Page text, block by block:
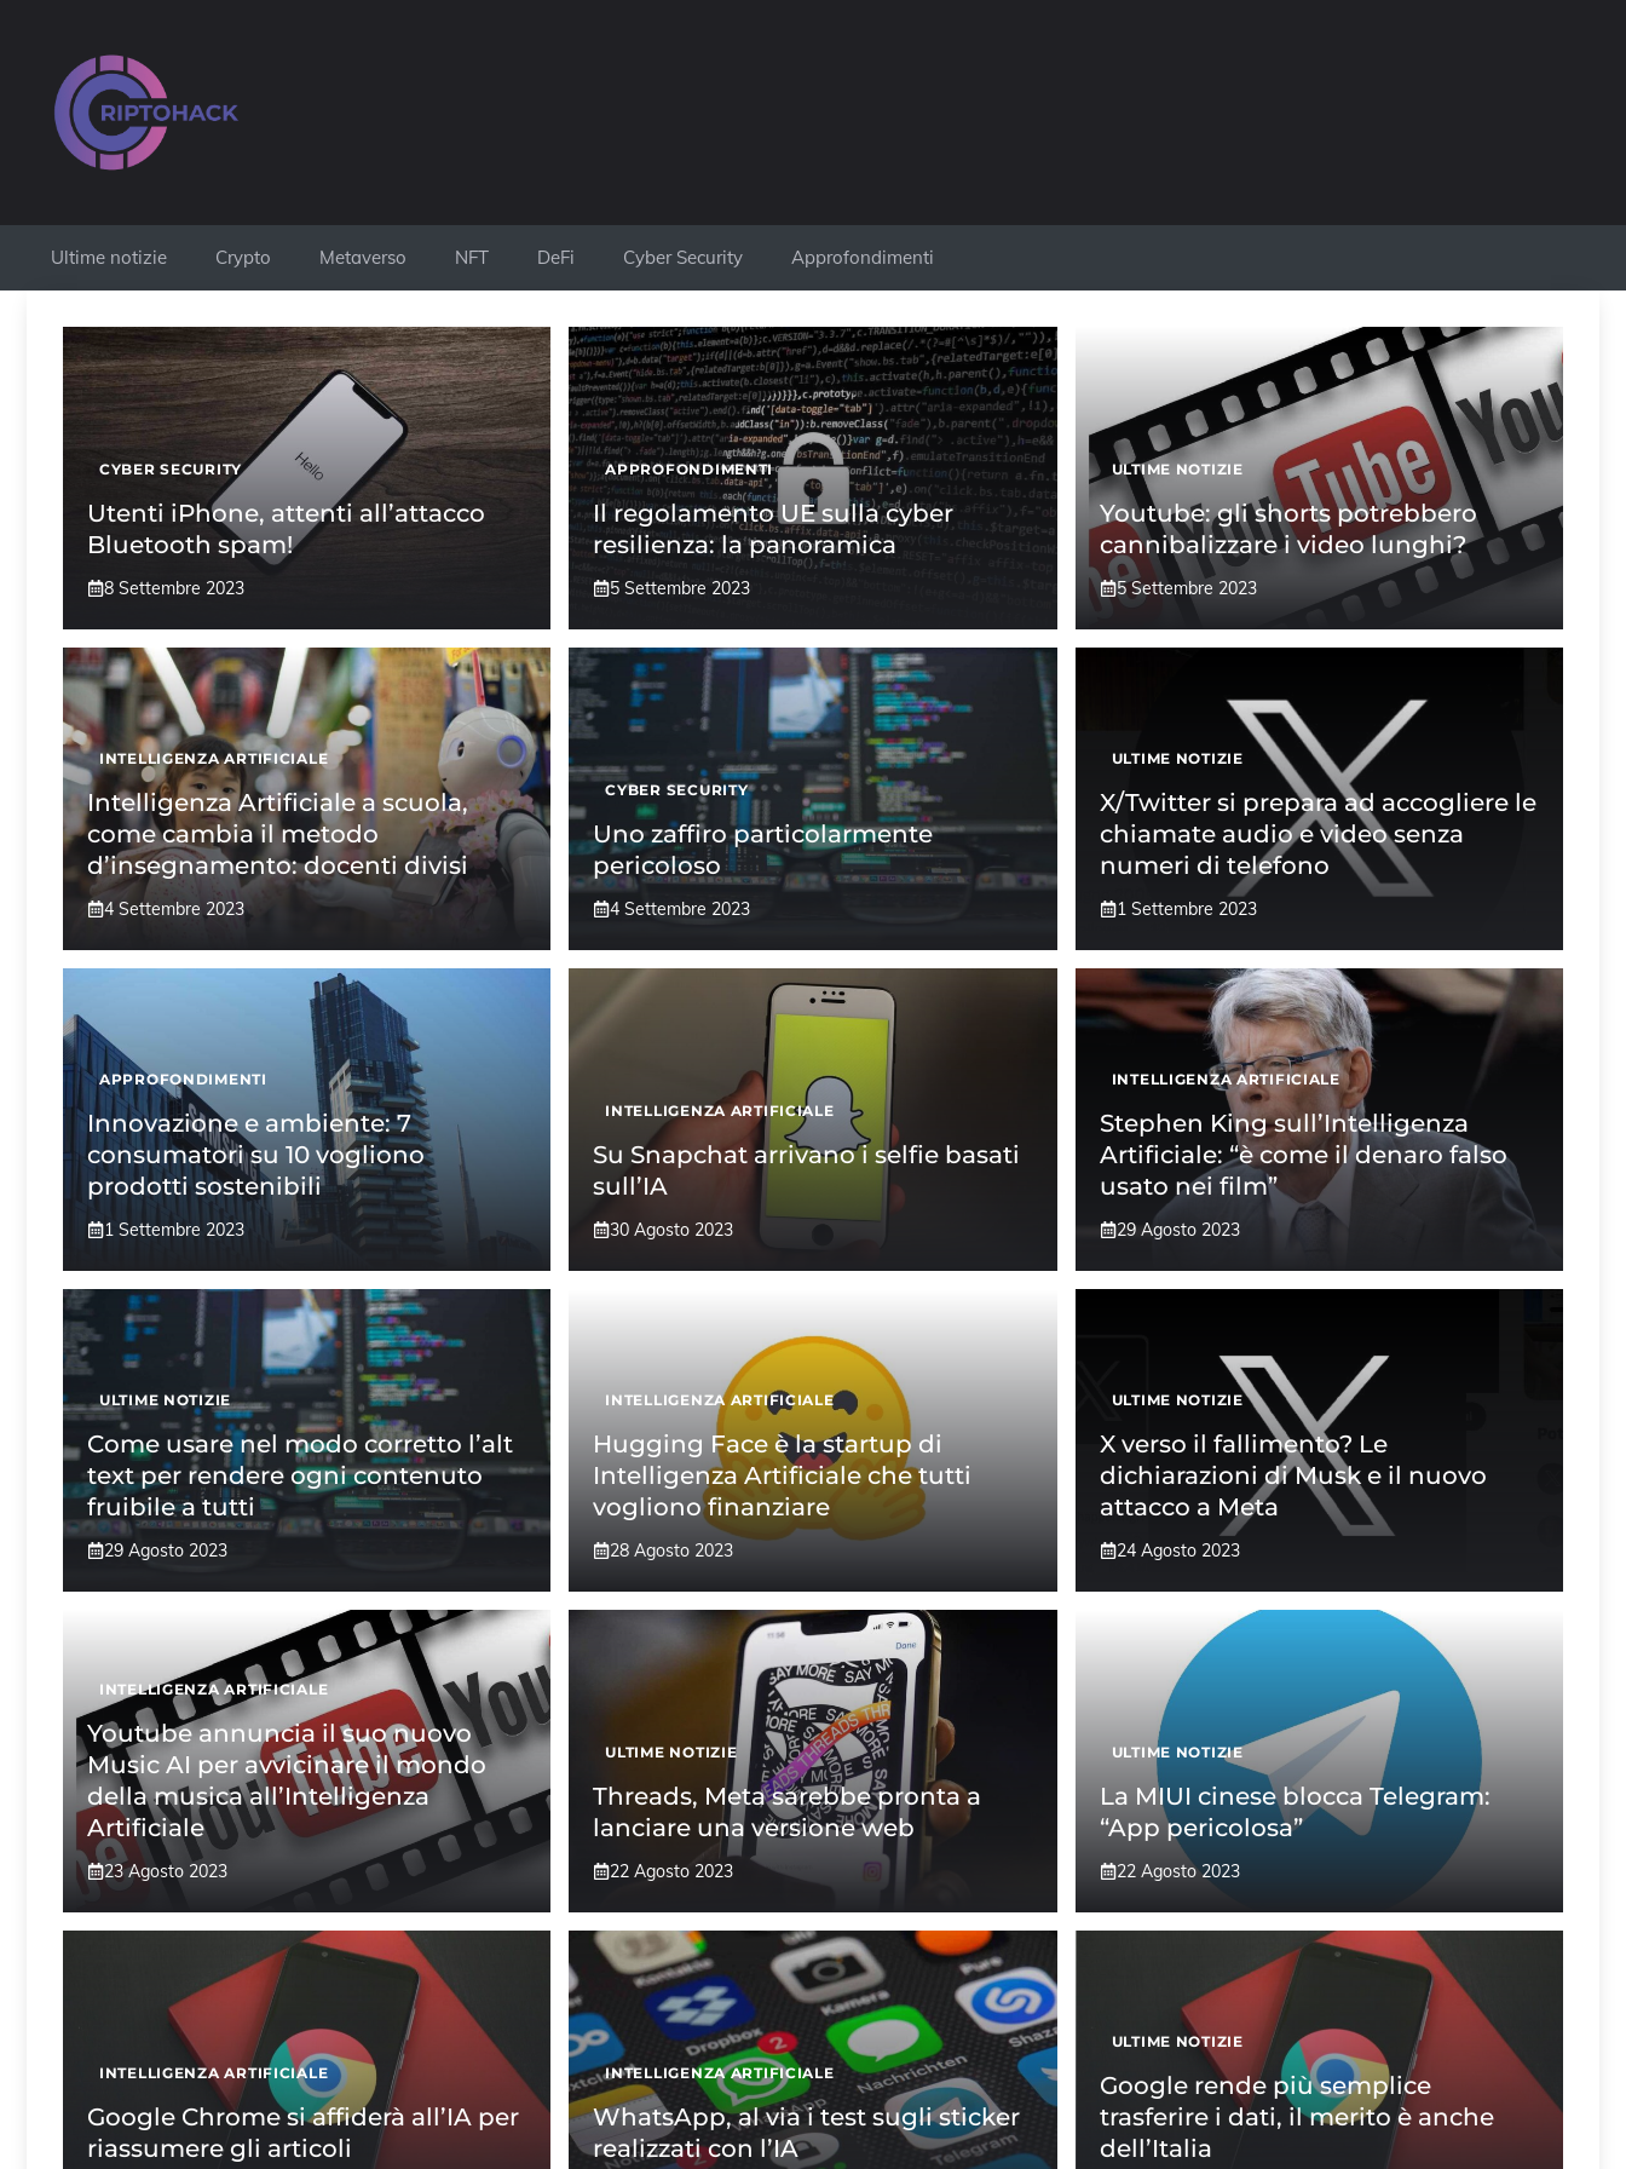
contenuto
Ultime notizie Crypto Metaverso NFT DeFi Cyber Security Approfondimenti
CYBER SECURITY
Utenti iPhone, attenti all’attacco
Bluetooth spam!
8 Settembre 2023
APPROFONDIMENTI
Il regolamento UE sulla cyber
resilienza: la panoramica
5 Settembre 2023
ULTIME NOTIZIE
Youtube: gli shorts potrebbero
cannibalizzare i video lunghi?
5 Settembre 2023
INTELLIGENZA ARTIFICIALE
Intelligenza Artificiale a scuola,
come cambia il metodo
d’insegnamento: docenti divisi
4 Settembre 2023
CYBER SECURITY
Uno zaffiro particolarmente
pericoloso
4 Settembre 2023
ULTIME NOTIZIE
X/Twitter si prepara ad accogliere le
chiamate audio e video senza
numeri di telefono
1 Settembre 2023
APPROFONDIMENTI
Innovazione e ambiente: 7
consumatori su 10 vogliono
prodotti sostenibili
1 Settembre 2023
INTELLIGENZA ARTIFICIALE
Su Snapchat arrivano i selfie basati
sull’IA
30 Agosto 2023
INTELLIGENZA ARTIFICIALE
Stephen King sull’Intelligenza
Artificiale: “è come il denaro falso
usato nei film”
29 Agosto 2023
ULTIME NOTIZIE
Come usare nel modo corretto l’alt
text per rendere ogni contenuto
fruibile a tutti
29 Agosto 2023
INTELLIGENZA ARTIFICIALE
Hugging Face è la startup di
Intelligenza Artificiale che tutti
vogliono finanziare
28 Agosto 2023
ULTIME NOTIZIE
X verso il fallimento? Le
dichiarazioni di Musk e il nuovo
attacco a Meta
24 Agosto 2023
INTELLIGENZA ARTIFICIALE
Youtube annuncia il suo nuovo
Music AI per avvicinare il mondo
della musica all’Intelligenza
Artificiale
23 Agosto 2023
ULTIME NOTIZIE
Threads, Meta sarebbe pronta a
lanciare una versione web
22 Agosto 2023
ULTIME NOTIZIE
La MIUI cinese blocca Telegram:
“App pericolosa”
22 Agosto 2023
INTELLIGENZA ARTIFICIALE
Google Chrome si affiderà all’IA per
riassumere gli articoli
INTELLIGENZA ARTIFICIALE
WhatsApp, al via i test sugli sticker
realizzati con l’IA
ULTIME NOTIZIE
Google rende più semplice
trasferire i dati, il merito è anche
dell’Italia